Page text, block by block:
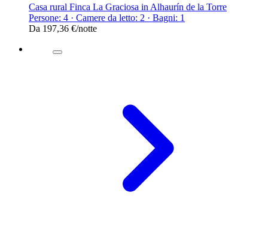
Casa rural Finca La Graciosa in Alhaurín de la Torre
Persone: 4 · Camere da letto: 2 · Bagni: 1
Da 197,36 €/notte